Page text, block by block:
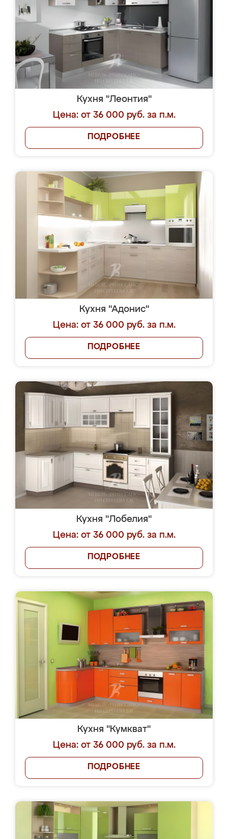
Кухня "Леонтия"
Цена: от 36 000 руб. за п.м.
ПОДРОБНЕЕ
Кухня "Адонис"
Цена: от 36 000 руб. за п.м.
ПОДРОБНЕЕ
Кухня "Лобелия"
Цена: от 36 000 руб. за п.м.
ПОДРОБНЕЕ
Кухня "Кумкват"
Цена: от 36 000 руб. за п.м.
ПОДРОБНЕЕ